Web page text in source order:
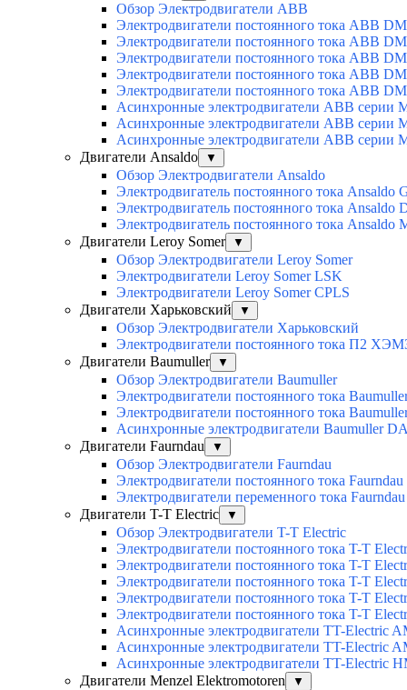
Обзор Электродвигатели ABB
Электродвигатели постоянного тока ABB
Электродвигатели постоянного тока ABB
Электродвигатели постоянного тока ABB
Электродвигатели постоянного тока ABB
Электродвигатели постоянного тока ABB
Асинхронные электродвигатели ABB серии
Асинхронные электродвигатели ABB серии
Асинхронные электродвигатели ABB серии
Двигатели Ansaldo
▼
Обзор Электродвигатели Ansaldo
Электродвигатель постоянного тока Ansaldo
Электродвигатель постоянного тока Ansaldo
Электродвигатель постоянного тока Ansaldo
Двигатели Leroy Somer
▼
Обзор Электродвигатели Leroy Somer
Электродвигатели Leroy Somer LSK
Электродвигатели Leroy Somer CPLS
Двигатели Харьковский
▼
Обзор Электродвигатели Харьковский
Электродвигатели постоянного тока П2
Двигатели Baumuller
▼
Обзор Электродвигатели Baumuller
Электродвигатели постоянного тока
Электродвигатели постоянного тока
Асинхронные электродвигатели Baumuller
Двигатели Faurndau
▼
Обзор Электродвигатели Faurndau
Электродвигатели постоянного тока Faurndau
Электродвигатели переменного тока
Двигатели T-T Electric
▼
Обзор Электродвигатели T-T Electric
Электродвигатели постоянного тока T-T
Электродвигатели постоянного тока T-T
Электродвигатели постоянного тока T-T
Электродвигатели постоянного тока T-T
Электродвигатели постоянного тока T-T
Асинхронные электродвигатели TT-Electric
Асинхронные электродвигатели TT-Electric
Асинхронные электродвигатели TT-Electric
Двигатели Menzel Elektromotoren
▼